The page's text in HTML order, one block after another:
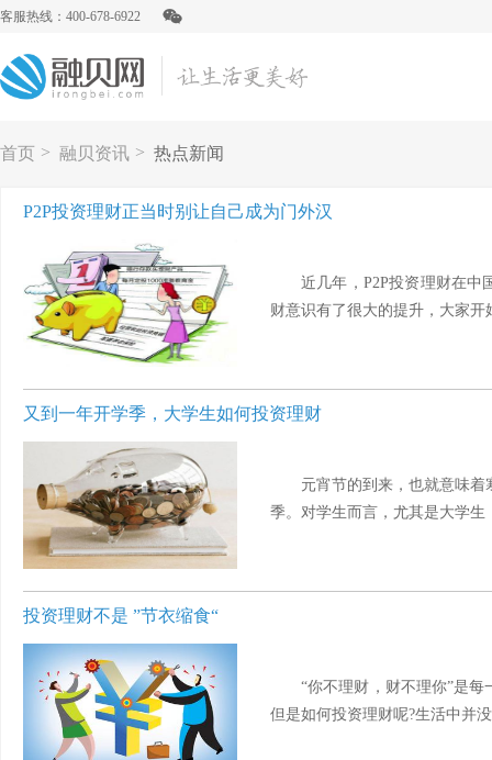
客服热线：400-678-6922
首页 > 融贝资讯 > 热点新闻
P2P投资理财正当时别让自己成为门外汉
近几年，P2P投资理财在中
财意识有了很大的提升，大家开
又到一年开学季，大学生如何投资理财
元宵节的到来，也就意味
季。对学生而言，尤其是大学生
投资理财不是 ”节衣缩食“
“你不理财，财不理你”是
但是如何投资理财呢?生活中并